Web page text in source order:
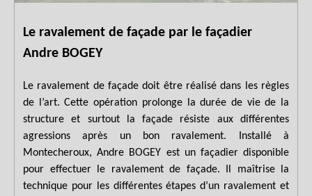
Le ravalement de façade par le façadier
Andre BOGEY
Le ravalement de façade doit être réalisé dans les règles
de l’art. Cette opération prolonge la durée de vie de la
structure et surtout la façade résiste aux différentes
agressions après un bon ravalement. Installé à
Montecheroux, Andre BOGEY est un façadier disponible
pour effectuer le ravalement de façade. Il maîtrise la
technique pour les différentes étapes d’un ravalement et